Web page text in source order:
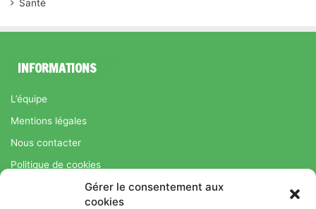
Gérer le consentement aux
cookies
Santé
INFORMATIONS
L’équipe
Mentions légales
Nous contacter
Politique de cookies
Régime Savoir Maigrir.fr : La méthode Jean-Michel Cohen pour
une perte de poids durable